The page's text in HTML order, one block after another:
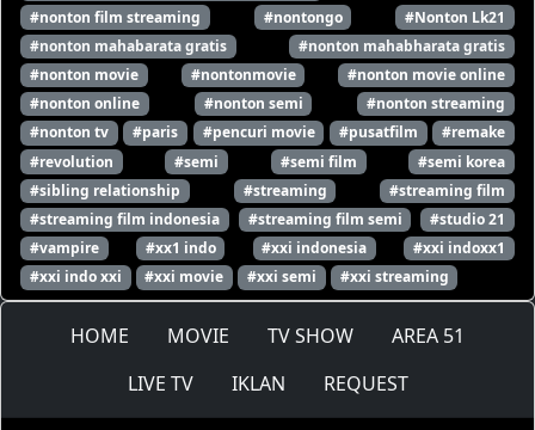
#nonton film streaming
#nontongo
#Nonton Lk21
#nonton mahabarata gratis
#nonton mahabharata gratis
#nonton movie
#nontonmovie
#nonton movie online
#nonton online
#nonton semi
#nonton streaming
#nonton tv
#paris #pencuri movie #pusatfilm
#remake
#revolution
#semi #semi film
#semi korea
#sibling relationship
#streaming
#streaming film
#streaming film indonesia
#streaming film semi
#studio 21
#vampire
#xx1 indo #xxi indonesia
#xxi indoxx1
#xxi indo xxi
#xxi movie #xxi semi #xxi streaming
HOME MOVIE TV SHOW
AREA 51
LIVE TV
IKLAN REQUEST